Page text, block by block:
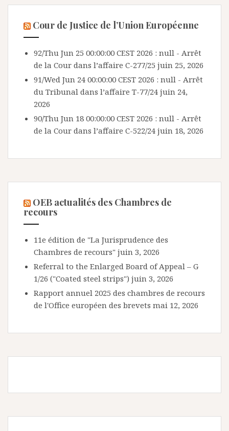
Cour de Justice de l’Union Européenne
92/Thu Jun 25 00:00:00 CEST 2026 : null - Arrêt
de la Cour dans l’affaire C-277/25 juin 25, 2026
91/Wed Jun 24 00:00:00 CEST 2026 : null - Arrêt
du Tribunal dans l’affaire T-77/24 juin 24,
2026
90/Thu Jun 18 00:00:00 CEST 2026 : null - Arrêt
de la Cour dans l’affaire C-522/24 juin 18, 2026
OEB actualités des Chambres de
recours
11e édition de "La Jurisprudence des
Chambres de recours" juin 3, 2026
Referral to the Enlarged Board of Appeal – G
1/26 ("Coated steel strips") juin 3, 2026
Rapport annuel 2025 des chambres de recours
de l'Office européen des brevets mai 12, 2026